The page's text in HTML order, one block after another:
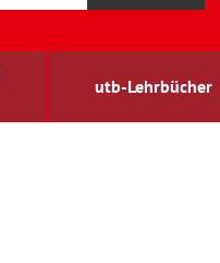
utb-Lehrbücher